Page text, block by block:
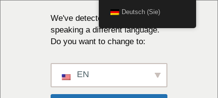
We've detected you might be
speaking a different language.
Do you want to change to:
EN
Deutsch (Sie)